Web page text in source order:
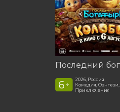
6 +
2026, Россия
Комедия, Фэнтези,
Приключения